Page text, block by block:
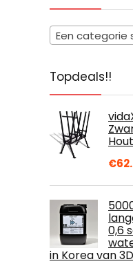
Een categorie
Topdeals!!
€
0,6
in Korea van